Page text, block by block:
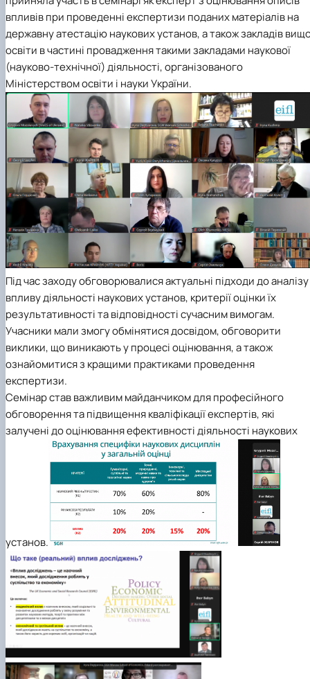
Проєкт «Розвиток лідерських навичок жінок
та мереж для забезпечення рівності у …
впливів при проведенні експертизи поданих матеріалів на
державну атестацію наукових установ, а також закладів
освіти в частині провадження такими закладами наукової
(науково-технічної) діяльності, організованого
Міністерством освіти і науки України.
Під час заходу обговорювалися актуальні підходи до аналізу
впливу діяльності наукових установ, критерії оцінки їх
результативності та відповідності сучасним вимогам.
Учасники мали змогу обмінятися досвідом, обговорити
виклики, що виникають у процесі оцінювання, а також
ознайомитися з кращими практиками проведення
експертизи.
Семінар став важливим майданчиком для професійного
обговорення та підвищення кваліфікації експертів, які
залучені до оцінювання ефективності діяльності наукових
установ.